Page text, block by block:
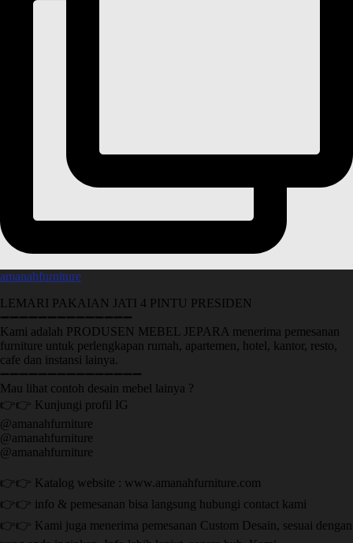
amanahfurniture
LEMARI PAKAIAN JATI 4 PINTU PRESIDEN
➖➖➖➖➖➖➖➖➖➖➖➖➖➖
Kami adalah PRODUSEN MEBEL JEPARA menerima pemesanan
furniture untuk perlengkapan rumah, apartemen, hotel, kantor, resto,
cafe dan instansi lainya.
➖➖➖➖➖➖➖➖➖➖➖➖➖➖➖
Mau lihat contoh desain mebel lainya ?
👉👉 Kunjungi profil IG
@amanahfurniture
@amanahfurniture
@amanahfurniture
👉👉 Katalog website : www.amanahfurniture.com
👉👉 info & pemesanan bisa langsung hubungi contact kami
👉👉 Kami juga menerima pemesanan Custom Desain, sesuai dengan